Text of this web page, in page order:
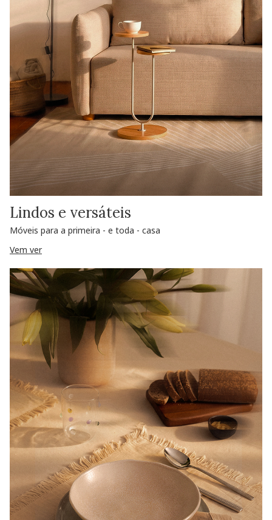
Lindos e versáteis
Móveis para a primeira - e toda - casa
Vem ver